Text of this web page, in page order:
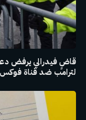
قاضٍ فيدرالي يرفض
لترامب ضد قناة فوكس